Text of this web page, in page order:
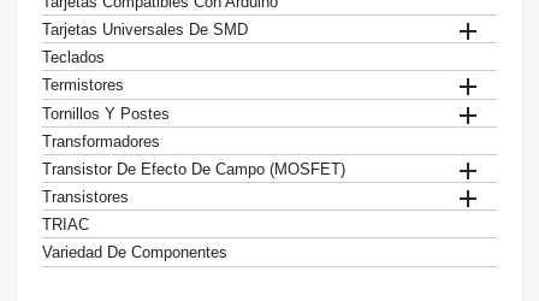
Tarjetas Universales De SMD

Teclados
Termistores

Tornillos Y Postes 
Transformadores
Transistor De Efecto De Campo (MOSFET)

Transistores 
TRIAC
Variedad De Componentes